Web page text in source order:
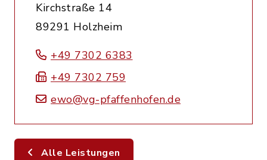
Kirchstraße 14
89291 Holzheim
+49 7302 6383
+49 7302 759
ewo@vg-pfaffenhofen.de
Alle Leistungen